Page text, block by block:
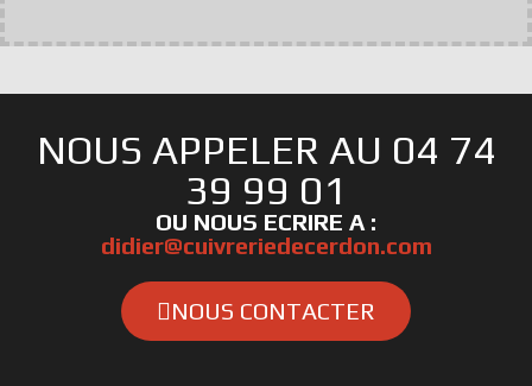
NOUS APPELER AU 04 74
39 99 01
didier@cuivreriedecerdon.com
NOUS CONTACTER